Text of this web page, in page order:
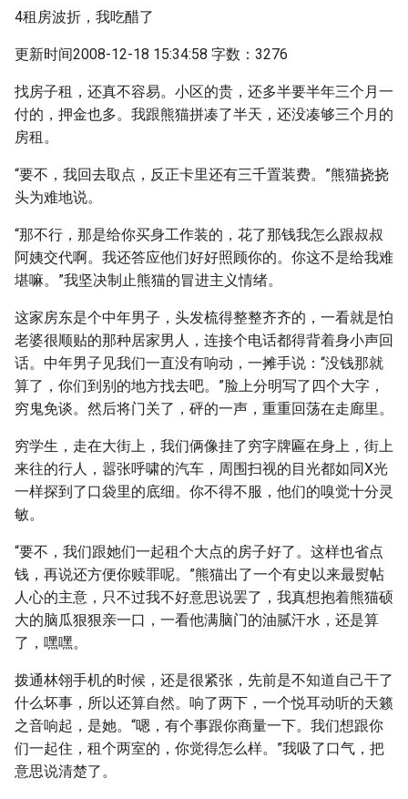
4租房波折，我吃醋了
更新时间2008-12-18 15:34:58 字数：3276
找房子租，还真不容易。小区的贵，还多半要半年三个月一
付的，押金也多。我跟熊猫拼凑了半天，还没凑够三个月的
房租。
“要不，我回去取点，反正卡里还有三千置装费。”熊猫挠挠
头为难地说。
“那不行，那是给你买身工作装的，花了那钱我怎么跟叔叔
阿姨交代啊。我还答应他们好好照顾你的。你这不是给我难
堪嘛。”我坚决制止熊猫的冒进主义情绪。
这家房东是个中年男子，头发梳得整整齐齐的，一看就是怕
老婆很顺贴的那种居家男人，连接个电话都得背着身小声回
话。中年男子见我们一直没有响动，一摊手说：“没钱那就
算了，你们到别的地方找去吧。”脸上分明写了四个大字，
穷鬼免谈。然后将门关了，砰的一声，重重回荡在走廊里。
穷学生，走在大街上，我们俩像挂了穷字牌匾在身上，街上
来往的行人，嚣张呼啸的汽车，周围扫视的目光都如同X光
一样探到了口袋里的底细。你不得不服，他们的嗅觉十分灵
敏。
“要不，我们跟她们一起租个大点的房子好了。这样也省点
钱，再说还方便你赎罪呢。”熊猫出了一个有史以来最熨帖
人心的主意，只不过我不好意思说罢了，我真想抱着熊猫硕
大的脑瓜狠狠亲一口，一看他满脑门的油腻汗水，还是算
了，嘿嘿。
拨通林翎手机的时候，还是很紧张，先前是不知道自己干了
什么坏事，所以还算自然。响了两下，一个悦耳动听的天籁
之音响起，是她。“嗯，有个事跟你商量一下。我们想跟你
们一起住，租个两室的，你觉得怎么样。”我吸了口气，把
意思说清楚了。